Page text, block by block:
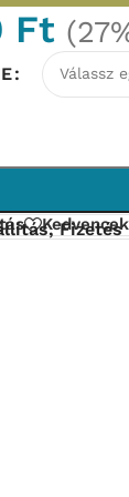
Ft
Fizetés